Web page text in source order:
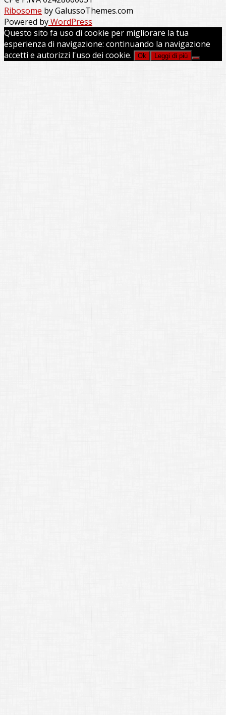
Ribosome by GalussoThemes.com
Powered byWordPress
Questo sito fa uso di cookie per migliorare la tua
esperienza di navigazione: continuando la navigazione
accetti e autorizzi l'uso dei cookie.
Ok Leggi di più